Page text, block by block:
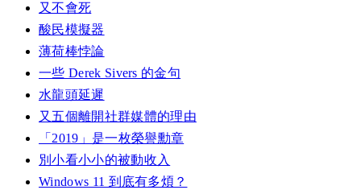
又不會死
酸民模擬器
薄荷棒悖論
一些 Derek Sivers 的金句
水龍頭延遲
又五個離開社群媒體的理由
「2019」是一枚榮譽勳章
別小看小小的被動收入
Windows 11 到底有多煩？